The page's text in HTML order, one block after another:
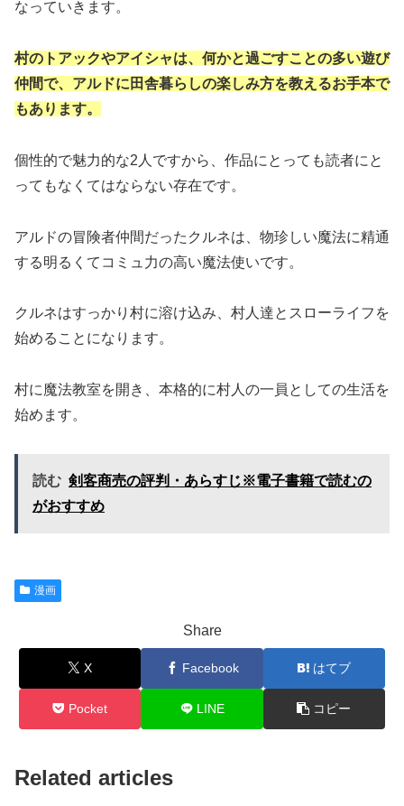
なっていきます。
村のトアックやアイシャは、何かと過ごすことの多い遊び
仲間で、アルドに田舎暮らしの楽しみ方を教えるお手本で
もあります。
個性的で魅力的な2人ですから、作品にとっても読者にと
ってもなくてはならない存在です。
アルドの冒険者仲間だったクルネは、物珍しい魔法に精通
する明るくてコミュ力の高い魔法使いです。
クルネはすっかり村に溶け込み、村人達とスローライフを
始めることになります。
村に魔法教室を開き、本格的に村人の一員としての生活を
始めます。
読む 剣客商売の評判・あらすじ※電子書籍で読むの
がおすすめ
漫画
Share
X Facebook はてブ
Pocket LINE コピー
Related articles